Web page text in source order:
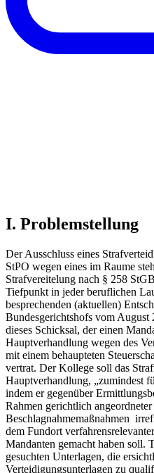
I. Problemstellung
Der Ausschluss eines
StPO wegen eines im Raume
Strafvereitelung nach § 258
Tiefpunkt in jeder beruflichen
besprechenden (aktuellen)
Bundesgerichtshofs vom August
dieses Schicksal, der einen
Hauptverhandlung wegen des
mit einem behaupteten
vertrat. Der Kollege soll das
Hauptverhandlung, „zumindest
indem er gegenüber
Rahmen gerichtlich
Beschlagnahmemaßnahmen
dem Fundort
Mandanten gemacht haben soll.
gesuchten Unterlagen, die
Verteidigungsunterlagen zu